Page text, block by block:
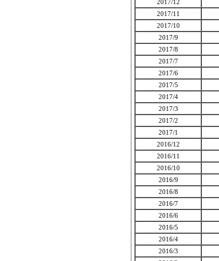
2017/12
2017/11
2017/10
2017/9
2017/8
2017/7
2017/6
2017/5
2017/4
2017/3
2017/2
2017/1
2016/12
2016/11
2016/10
2016/9
2016/8
2016/7
2016/6
2016/5
2016/4
2016/3